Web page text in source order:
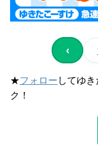
‹
★フォロー してゆ
ク！